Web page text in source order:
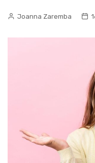
Joanna Zaremba